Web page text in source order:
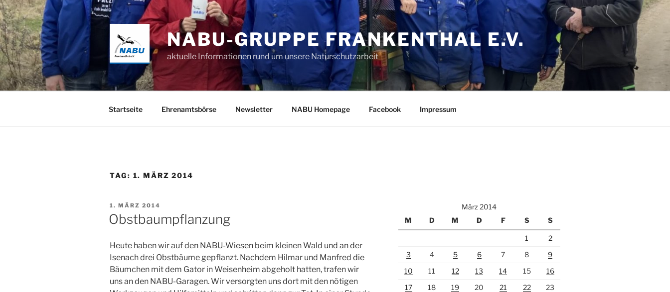
Zum
Inhalt
springen
NABU-GRUPPE FRANKENTHAL E.V.
aktuelle Informationen rund um unsere Naturschutzarbeit
Startseite Ehrenamtsbörse Newsletter NABU Homepage Facebook Impressum
TAG: 1. MÄRZ 2014
VERÖFFENTLICHT
AM
1. MÄRZ 2014
Obstbaumpflanzung
Heute haben wir auf den NABU-Wiesen beim kleinen Wald und an der
Isenach drei Obstbäume gepflanzt. Nachdem Hilmar und Manfred die
Bäumchen mit dem Gator in Weisenheim abgeholt hatten, trafen wir
uns an den NABU-Garagen. Wir versorgten uns dort mit den nötigen
März 2014
M
D M D F S S
1
2
3
4 5 6 7 8
9
10
11 12 13 14 15
16
17
18 19 20 21 22
23